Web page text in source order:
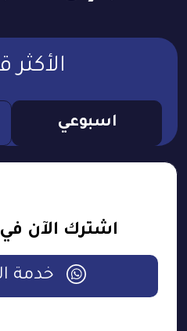
الأكثر
اسبوعي
اشترك الآن
خدمة